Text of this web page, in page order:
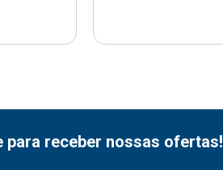
para receber nossas ofertas!